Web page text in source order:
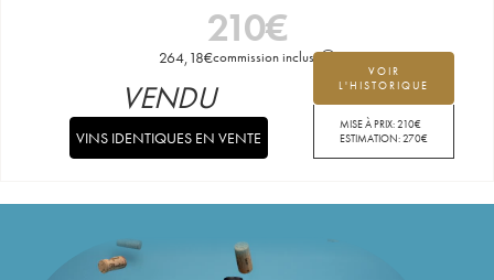
210€
264,18€commission incluse
VOIR
L'HISTORIQUE
MISE À PRIX:210€
ESTIMATION:270€
VENDU
VINS IDENTIQUES EN VENTE